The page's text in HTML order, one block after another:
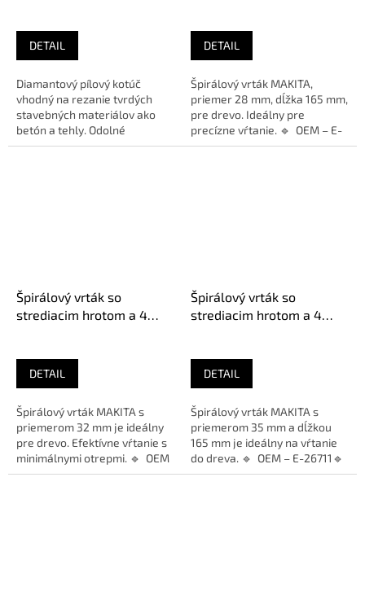
DETAIL
Diamantový pílový kotúč
vhodný na rezanie tvrdých
stavebných materiálov ako
betón a tehly. Odolné
prevedenie pre náročné
DETAIL
Špirálový vrták MAKITA,
priemer 28 mm, dĺžka 165 mm,
pre drevo. Ideálny pre
precízne vŕtanie. 🔹 OEM – E-
26696🔹 Použitie – Drevo🔹...
Špirálový vrták so
strediacim hrotom a 4
DETAIL
Špirálový vrták MAKITA s
priemerom 32 mm je ideálny
pre drevo. Efektívne vŕtanie s
minimálnymi otrepmi. 🔹 OEM
– E-26705🔹 Použitie...
Špirálový vrták so
strediacim hrotom a 4
DETAIL
Špirálový vrták MAKITA s
priemerom 35 mm a dĺžkou
165 mm je ideálny na vŕtanie
do dreva. 🔹 OEM – E-26711🔹
Použitie – Drevo🔹...